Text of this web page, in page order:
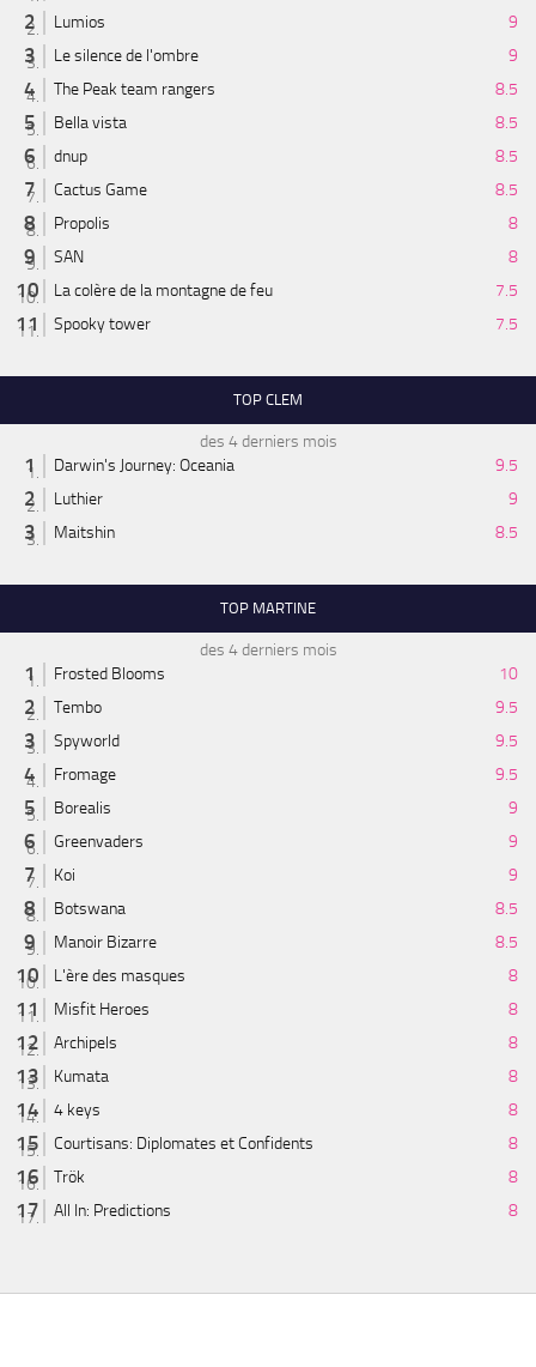
Lumios
9
Le silence de l'ombre
9
The Peak team rangers
8.5
Bella vista
8.5
dnup
8.5
Cactus Game
8.5
Propolis
8
SAN
8
La colère de la montagne de feu
7.5
Spooky tower
7.5
TOP CLEM
des 4 derniers mois
Darwin's Journey: Oceania
9.5
Luthier
9
Maitshin
8.5
TOP MARTINE
des 4 derniers mois
Frosted Blooms
10
Tembo
9.5
Spyworld
9.5
Fromage
9.5
Borealis
9
Greenvaders
9
Koi
9
Botswana
8.5
Manoir Bizarre
8.5
L'ère des masques
8
Misfit Heroes
8
Archipels
8
Kumata
8
4 keys
8
Courtisans: Diplomates et Confidents
8
Trök
8
All In: Predictions
8